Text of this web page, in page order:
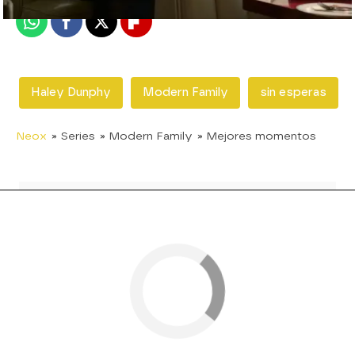
WhatsappFacebook
X Flipboard
Haley Dunphy Modern Family sin esperas
Neox » Series » Modern Family » Mejores momentos